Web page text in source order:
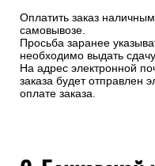
Оплатить заказ
самовывозе.
Просьба заранее
необходимо выдать
На адрес электронной
заказа будет отправлен
оплате заказа.